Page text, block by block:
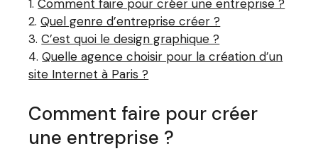
Comment faire pour créer une entreprise ?
Quel genre d’entreprise créer ?
C’est quoi le design graphique ?
Quelle agence choisir pour la création d’un
site Internet à Paris ?
Comment faire pour créer
une entreprise ?